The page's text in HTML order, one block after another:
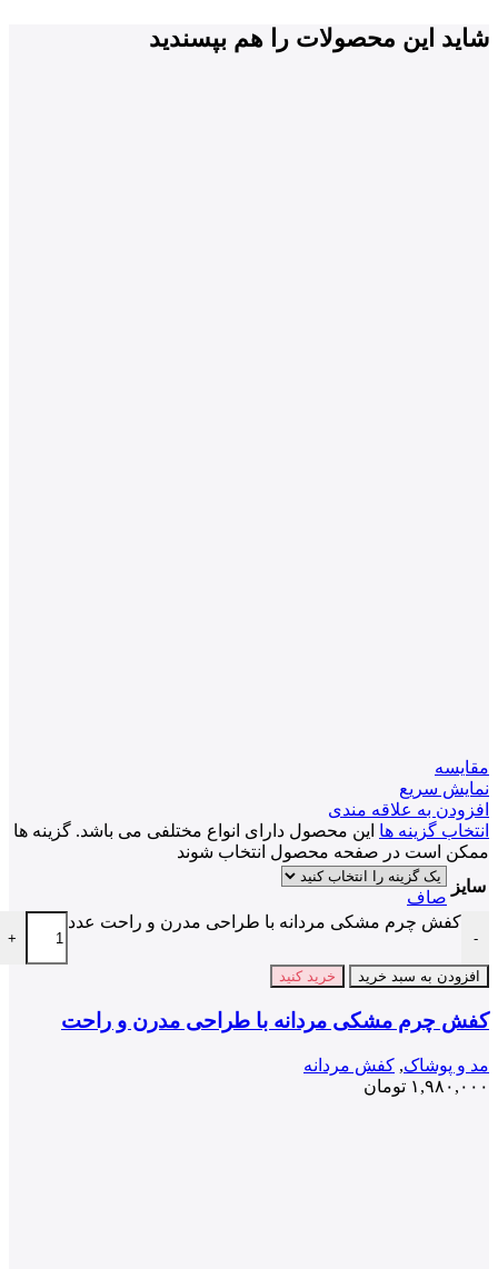
شاید این محصولات را هم بپسندید
مقايسه
نمایش سریع
افزودن به علاقه مندی
انتخاب گزینه ها این محصول دارای انواع مختلفی می باشد. گزینه ها
ممکن است در صفحه محصول انتخاب شوند
سایز
صاف
-
کفش چرم مشکی مردانه با طراحی مدرن و راحت عدد
+
افزودن به سبد خرید خرید کنید
کفش چرم مشکی مردانه با طراحی مدرن و راحت
مد و پوشاک, کفش مردانه
۱,۹۸۰,۰۰۰ تومان